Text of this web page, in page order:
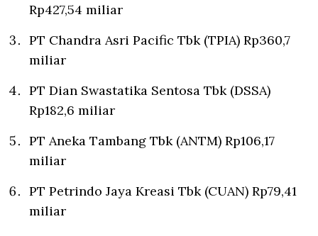
Rp427,54 miliar
PT Chandra Asri Pacific Tbk (TPIA) Rp360,7
miliar
PT Dian Swastatika Sentosa Tbk (DSSA)
Rp182,6 miliar
PT Aneka Tambang Tbk (ANTM) Rp106,17
miliar
PT Petrindo Jaya Kreasi Tbk (CUAN) Rp79,41
miliar